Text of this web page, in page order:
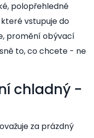
polopřehledné
vstupuje do
promění obývací
to, co chcete - ne
chladný -
za prázdný